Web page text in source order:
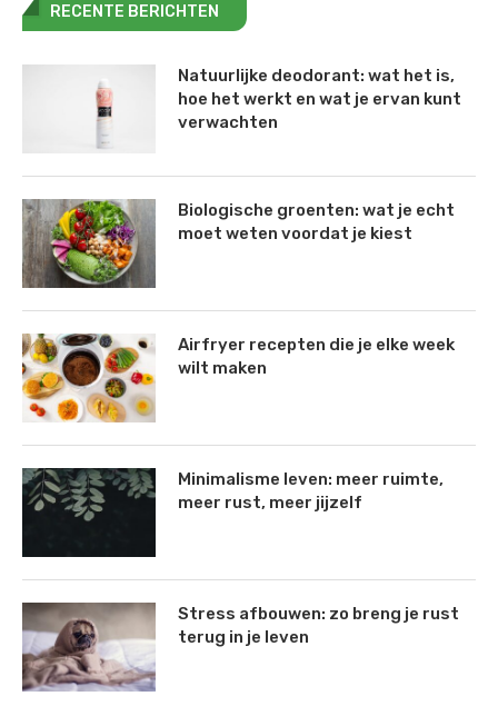
RECENTE BERICHTEN
Natuurlijke deodorant: wat het is,
hoe het werkt en wat je ervan kunt
verwachten
Biologische groenten: wat je echt
moet weten voordat je kiest
Airfryer recepten die je elke week
wilt maken
Minimalisme leven: meer ruimte,
meer rust, meer jijzelf
Stress afbouwen: zo breng je rust
terug in je leven